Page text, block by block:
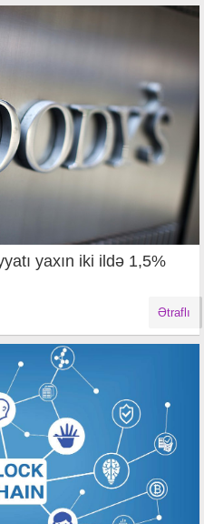
yaxın iki ildə 1,5%
Ətraflı